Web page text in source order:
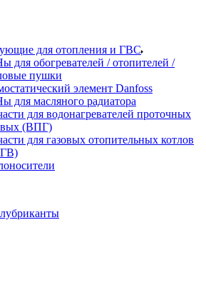
для отопления и ГВС
для обогревателей / отопителей /
пушки
элемент Danfoss
для масляного радиатора
для водонагревателей проточных
(ВПГ)
для газовых отопительных котлов